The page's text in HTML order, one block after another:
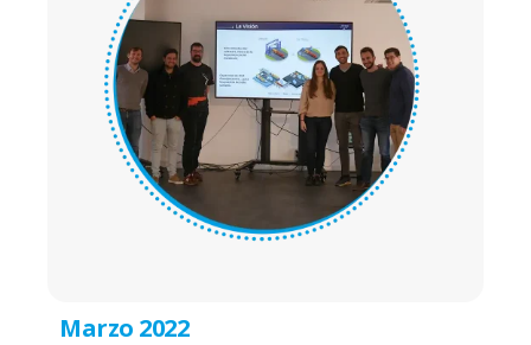
Marzo 2022